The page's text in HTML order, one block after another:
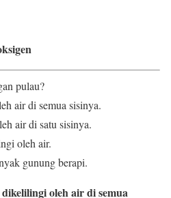
pulau?
air di semua sisinya.
air di satu sisinya.
oleh air.
gunung berapi.
oleh air di semua